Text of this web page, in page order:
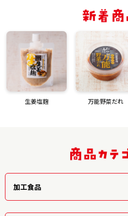
生姜塩麴 万能野菜だれ
加工食品